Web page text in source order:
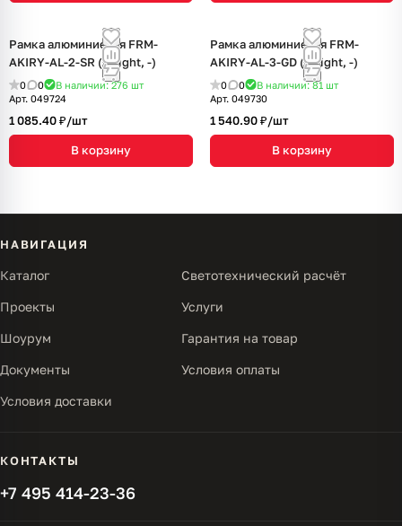
Рамка алюминиевая FRM-
AKIRY-AL-2-SR (Arlight, -)
0 0 В наличии: 276 шт
Арт. 049724
1 085.40 ₽/шт
В корзину
Рамка алюминиевая FRM-
AKIRY-AL-3-GD (Arlight, -)
0 0 В наличии: 81 шт
Арт. 049730
1 540.90 ₽/шт
В корзину
НАВИГАЦИЯ
Каталог Светотехнический расчёт
Проекты Услуги
Шоурум Гарантия на товар
Документы Условия оплаты
Условия доставки
КОНТАКТЫ
+7 495 414-23-36